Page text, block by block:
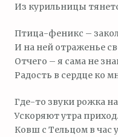
Из курильницы
Птица-феникс –
И на ней отраженье
Отчего – я сама не
Радость в сердце ко
Где-то звуки рожка
Ускоряют утра приход.
Ковш с Тельцом в час